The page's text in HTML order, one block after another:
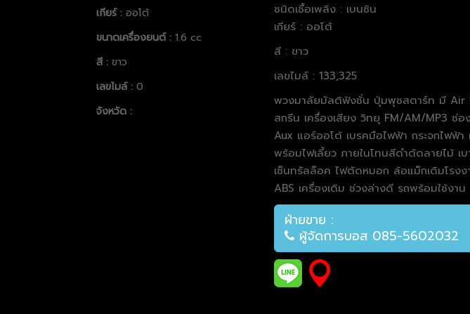
เกียร์ : ออโต้
ขนาดเครื่องยนต์ : 1.6 cc
สี : ขาว
เลขไมล์ : 0
จังหวัด :
ชนิดเชื้อเพลิง : เบนซิน
เกียร์ : ออโต้
สี : ขาว
เลขไมล์ : 133,325
พวงมาลัยมัลติฟังชั่น ปุ่มพุชสตาร์ท มี Air
สกรีน เครื่องเสียง วิทยุ FM/AM/MP3 ช่
Aux แอร์ออโต้ เบรคมือไฟฟ้า กระจกไฟฟ้
พร้อมไฟเลี้ยว ภายในโทนสีดำตัดลายไม้ เ
เซ็นทรัลล็อค ไฟตัดหมอก ล้อแม็กเดิมโรงง
ABS เครื่องเดิม ช่วงล่างดี รถพร้อมใช้งาน
ฝ่ายขาย :
ผู้จัดการบอส 085-5602032